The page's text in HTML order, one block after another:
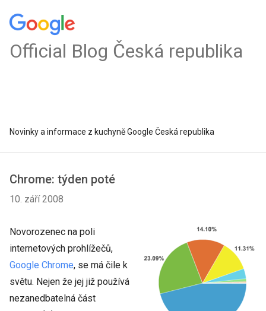
Official Blog Česká republika
Novinky a informace z kuchyně Google Česká republika
Chrome: týden poté
10. září 2008
Novorozenec na poli
internetových prohlížečů,
Google Chrome, se má čile k
světu. Nejen že jej již používá
nezanedbatelná část